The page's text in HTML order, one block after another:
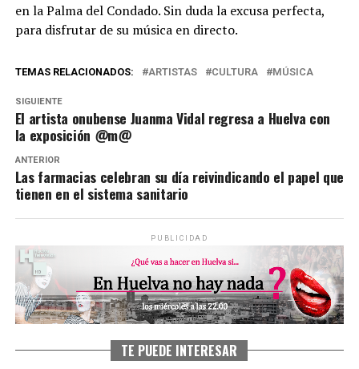
en la Palma del Condado. Sin duda la excusa perfecta,
para disfrutar de su música en directo.
TEMAS RELACIONADOS: ARTISTAS CULTURA MÚSICA
SIGUIENTE
El artista onubense Juanma Vidal regresa a Huelva con
la exposición @m@
ANTERIOR
Las farmacias celebran su día reivindicando el papel que
tienen en el sistema sanitario
PUBLICIDAD
TE PUEDE INTERESAR